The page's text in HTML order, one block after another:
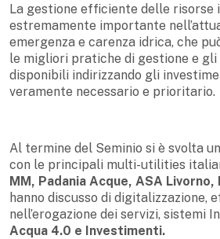
La gestione efficiente delle risorse
estremamente importante
emergenza e carenza idrica, che
le migliori pratiche di gestione e
disponibili indirizzando gli
veramente necessario e prioritario.
Al termine del Seminio si è svolta
con le principali multi-utilities
MM, Padania Acque, ASA Livorno,
hanno discusso di digitalizzazione,
nell’erogazione dei servizi, sistemi
Acqua 4.0 e Investimenti.